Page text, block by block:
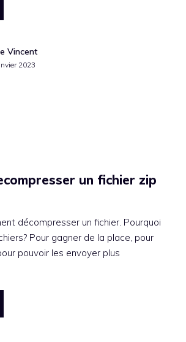
Vincent
2023
un fichier zip
décompresser un fichier. Pourquoi
Pour gagner de la place, pour
pouvoir les envoyer plus